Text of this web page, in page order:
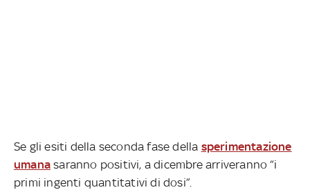
Se gli esiti della seconda fase della sperimentazione
umana saranno positivi, a dicembre arriveranno “i
primi ingenti quantitativi di dosi”.